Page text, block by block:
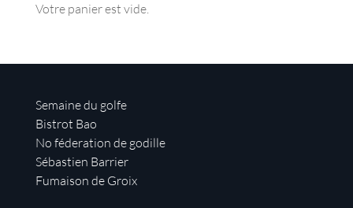
Votre panier est vide.
Semaine du golfe
Bistrot Bao
No féderation de godille
Sébastien Barrier
Fumaison de Groix